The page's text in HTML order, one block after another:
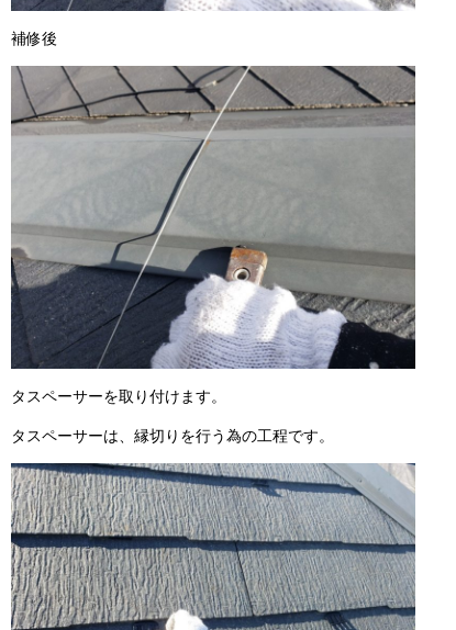
補修後
タスペーサーを取り付けます。
タスペーサーは、縁切りを行う為の工程です。